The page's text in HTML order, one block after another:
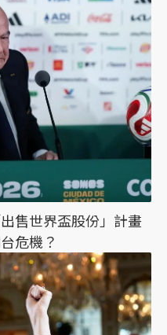
售世界盃股份」計畫
危機？